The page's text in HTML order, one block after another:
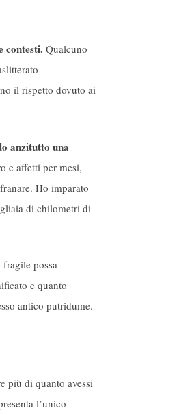
contesti. Qualcuno
il rispetto dovuto ai
anzitutto una
e affetti per mesi,
Ho imparato
di chilometri di
possa
e quanto
antico putridume.
più di quanto avessi
l’unico